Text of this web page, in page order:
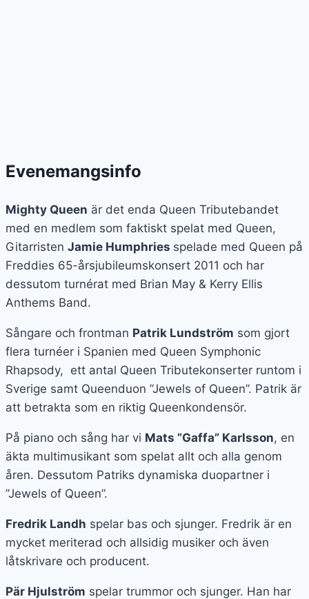
Evenemangsinfo
Mighty Queen är det enda Queen Tributebandet
med en medlem som faktiskt spelat med Queen,
Gitarristen Jamie Humphries spelade med Queen på
Freddies 65-årsjubileumskonsert 2011 och har
dessutom turnérat med Brian May & Kerry Ellis
Anthems Band.
Sångare och frontman Patrik Lundström som gjort
flera turnéer i Spanien med Queen Symphonic
Rhapsody, ett antal Queen Tributekonserter runtom i
Sverige samt Queenduon ”Jewels of Queen”. Patrik är
att betrakta som en riktig Queenkondensör.
På piano och sång har vi Mats ”Gaffa” Karlsson, en
äkta multimusikant som spelat allt och alla genom
åren. Dessutom Patriks dynamiska duopartner i
”Jewels of Queen”.
Fredrik Landh spelar bas och sjunger. Fredrik är en
mycket meriterad och allsidig musiker och även
låtskrivare och producent.
Pär Hjulström spelar trummor och sjunger. Han har